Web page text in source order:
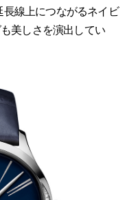
長線上につながるネイビ
美しさを演出してい